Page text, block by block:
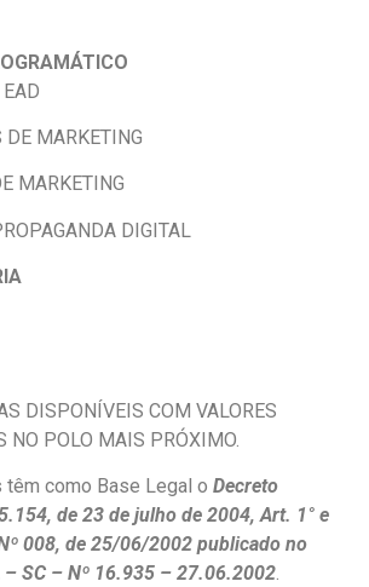
MARKETING
MARKETING
DIGITAL
DISPONÍVEIS COM VALORES
NO POLO MAIS PRÓXIMO.
como Base Legal o Decreto
de 23 de julho de 2004, Art. 1° e
008, de 25/06/2002 publicado no
– SC – Nº 16.935 – 27.06.2002.